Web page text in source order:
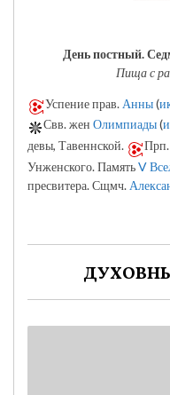
День постный.
Пища с
Успение прав. Анны(
Свв. жен Олимпиады(
девы, Тавеннской.
Прп.
Унженского. ПамятьV
пресвитера. Сщмч.